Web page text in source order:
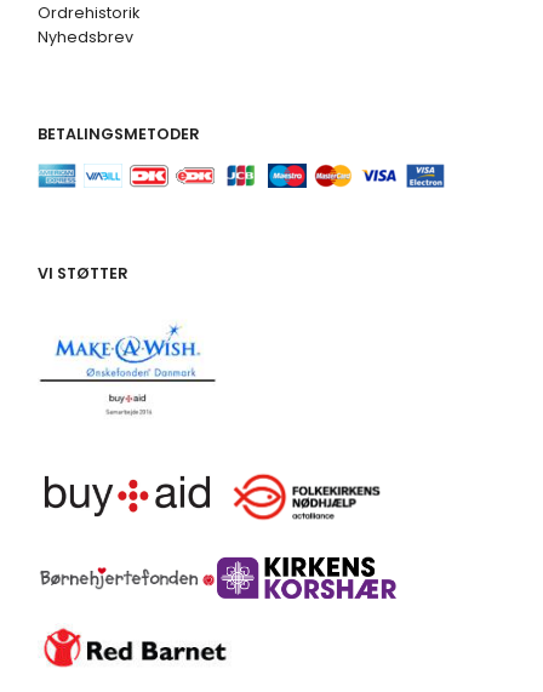
Ordrehistorik
Nyhedsbrev
BETALINGSMETODER
VI STØTTER